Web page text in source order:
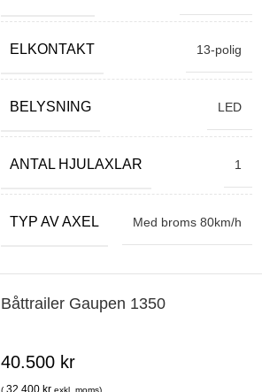
ELKONTAKT 13-polig
BELYSNING LED
ANTAL HJULAXLAR 1
TYP AV AXEL Med broms 80km/h
Båttrailer Gaupen 1350
40.500 kr
(32.400 kr exkl. moms)